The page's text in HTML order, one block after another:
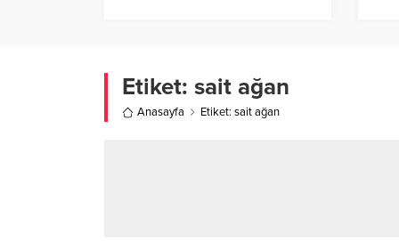
Etiket: sait ağan
Anasayfa Etiket: sait ağan